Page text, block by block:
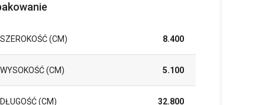
SZEROKOŚĆ (CM) 8.400
WYSOKOŚĆ (CM) 5.100
DŁUGOŚĆ (CM) 32.800